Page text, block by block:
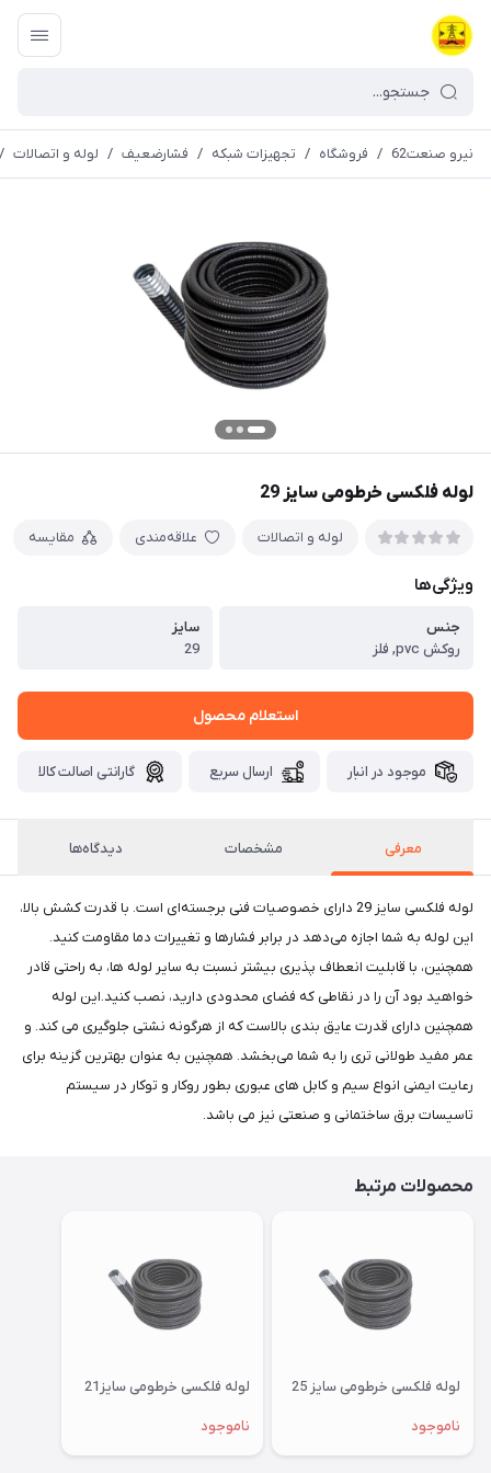
نیرو صنعت62 / فروشگاه / تجهیزات شبکه / فشارضعیف / لوله و اتصالات /
لوله فلکسی خرطومی سایز 29
لوله و اتصالات علاقه‌مندی مقایسه
ویژگی‌ها
جنس
روکش pvc, فلز
سایز
29
استعلام محصول
موجود در انبار ارسال سریع گارانتی اصالت کالا
معرفی مشخصات دیدگاه‌ها
لوله فلکسی سایز 29 دارای خصوصیات فنی برجسته‌ای است. با قدرت کشش بالا،
این لوله به شما اجازه می‌دهد در برابر فشارها و تغییرات دما مقاومت کنید.
همچنین، با قابلیت انعطاف پذیری بیشتر نسبت به سایر لوله‌ ها، به راحتی قادر
خواهید بود آن را در نقاطی که فضای محدودی دارید، نصب کنید.این لوله
همچنین دارای قدرت عایق‌ بندی بالاست که از هرگونه نشتی جلوگیری می‌ کند. و
عمر مفید طولانی‌ تری را به شما می‌بخشد. همچنین به عنوان بهترین گزینه برای
رعایت ایمنی انواع سیم و کابل های عبوری بطور روکار و توکار در سیستم
تاسیسات برق ساختمانی و صنعتی نیز می باشد.
محصولات مرتبط
لوله فلکسی خرطومی سایز 25
ناموجود
لوله فلکسی خرطومی سایز21
ناموجود